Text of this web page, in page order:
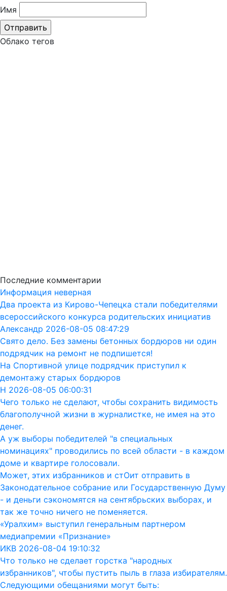
Имя
Облако тегов
Последние комментарии
Информация неверная
Два проекта из Кирово-Чепецка стали победителями
всероссийского конкурса родительских инициатив
Александр 2026-08-05 08:47:29
Свято дело. Без замены бетонных бордюров ни один
подрядчик на ремонт не подпишется!
На Спортивной улице подрядчик приступил к
демонтажу старых бордюров
Н 2026-08-05 06:00:31
Чего только не сделают, чтобы сохранить видимость
благополучной жизни в журналистке, не имея на это
денег.
А уж выборы победителей "в специальных
номинациях" проводились по всей области - в каждом
доме и квартире голосовали.
Может, этих избранников и стОит отправить в
Законодательное собрание или Государственную Думу
- и деньги сэкономятся на сентябрьских выборах, и
так же точно ничего не поменяется.
«Уралхим» выступил генеральным партнером
медиапремии «Признание»
ИКВ 2026-08-04 19:10:32
Что только не сделает горстка "народных
избранников", чтобы пустить пыль в глаза избирателям.
Следующими обещаниями могут быть: